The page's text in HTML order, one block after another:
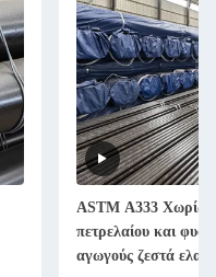
ASTM A333 Χωρίς
πετρελαίου και
αγωγούς ζεστά